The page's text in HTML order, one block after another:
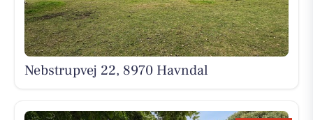
Nebstrupvej 22, 8970 Havndal